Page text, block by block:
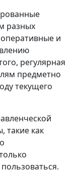
разных
и
регулярная
предметно
текущего
такие как